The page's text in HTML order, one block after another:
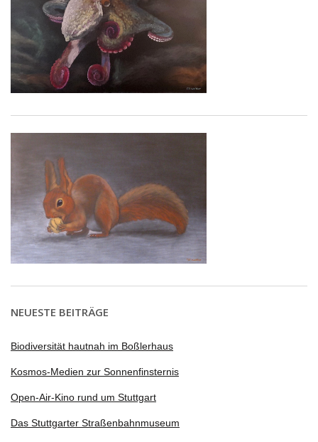
NEUESTE BEITRÄGE
Biodiversität hautnah im Boßlerhaus
Kosmos-Medien zur Sonnenfinsternis
Open-Air-Kino rund um Stuttgart
Das Stuttgarter Straßenbahnmuseum